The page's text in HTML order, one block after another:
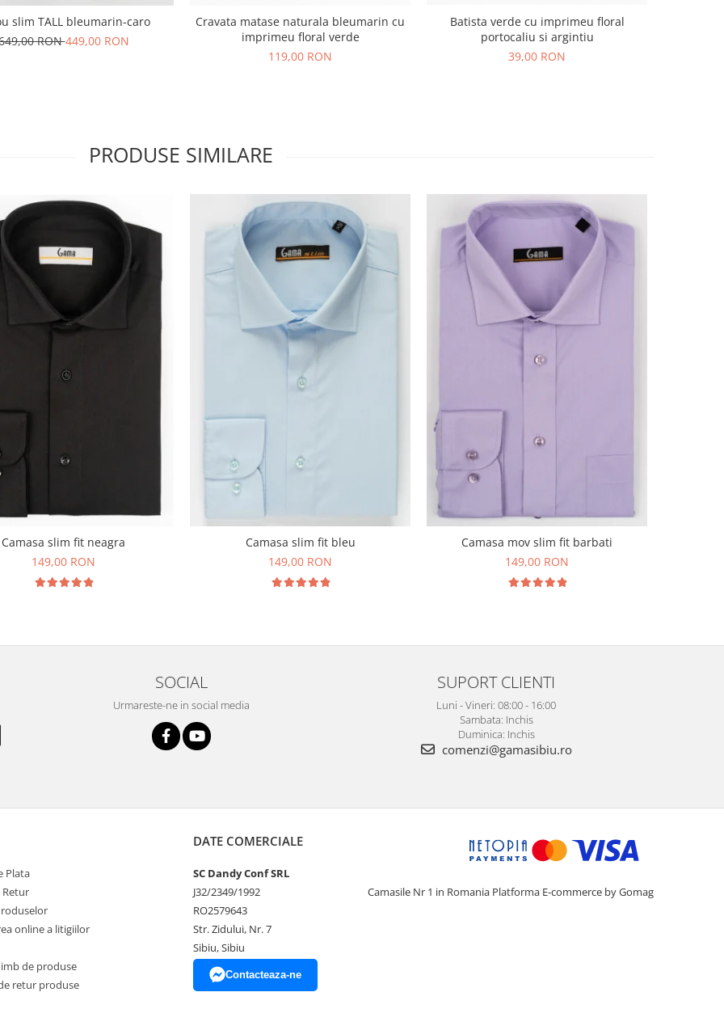
Sacou slim TALL bleumarin-caro
RON449,00 RON
Cravata matase naturala bleumarin cu
imprimeu floral verde
119,00 RON
Batista verde cu imprimeu floral
portocaliu si argintiu
39,00 RON
PRODUSE SIMILARE
Camasa slim fit neagra
149,00 RON
Camasa slim fit bleu
149,00 RON
Camasa mov slim fit barbati
149,00 RON
SOCIAL
Urmareste-ne in social media
SUPORT CLIENTI
Luni - Vineri: 08:00 - 16:00
Sambata: Inchis
Duminica: Inchis
comenzi@gamasibiu.ro
Plata
Retur
online a litigiilor
de produse
retur produse
DATE COMERCIALE
SC Dandy Conf SRL
J32/2349/1992
RO2579643
Str. Zidului, Nr. 7
Sibiu, Sibiu
Contacteaza-ne
Camasile Nr 1 in Romania Platforma E-commerce by Gomag